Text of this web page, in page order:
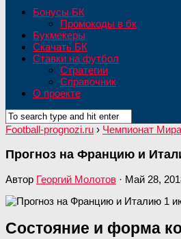
Бонусы БК
Промокоды в бк
Букмекеры
Скачать БК
Ставки на футбол
Стратегии
Справочник
О проекте
Football-prognozi.ru › Чемпионат
Прогноз на Францию и
Автор Георгий Молотов · Май 28,
Состояние и форма